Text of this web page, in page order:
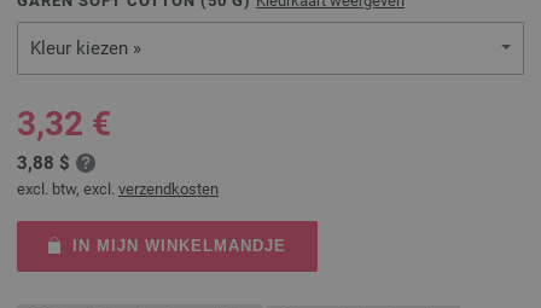
Kleur kiezen »
3,32 €
3,88 $
excl. btw, excl. verzendkosten
IN MIJN WINKELMANDJE